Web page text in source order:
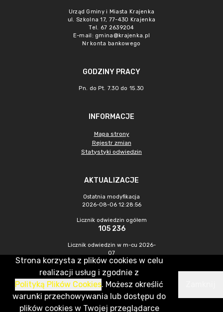
Urząd Gminy i Miasta Krajenka
ul. Szkolna 17, 77-430 Krajenka
Tel. 67 2639204
E-mail: gmina@krajenka.pl
Nr konta bankowego
GODZINY PRACY
Pn. do Pt. 7.30 do 15.30
INFORMACJE
Mapa strony
Rejestr zmian
Statystyki odwiedzin
AKTUALIZACJE
Ostatnia modyfikacja
2026-08-06 12:28:56
Licznik odwiedzin ogółem
105 236
Licznik odwiedzin w m-cu 2026-
07
612
CMS & Hosting: Nefeni Sp. z o.o.
Strona korzysta z plików cookies w celu
realizacji usług i zgodnie z
Polityką Plików Cookies. Możesz określić
warunki przechowywania lub dostępu do
plików cookies w Twojej przeglądarce